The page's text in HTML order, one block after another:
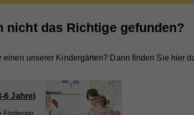
nicht das Richtige gefunden?
unserer Kindergärten? Dann finden Sie hier
6 Jahre)
Förderung: